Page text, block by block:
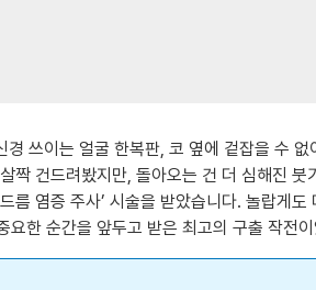
쓰이는 얼굴 한복판, 코 옆에 겉잡을 수
짝 건드려봤지만, 돌아오는 건 더 심해진 붓
염증 주사’ 시술을 받았습니다. 놀랍게도
한 순간을 앞두고 받은 최고의 구출 작전